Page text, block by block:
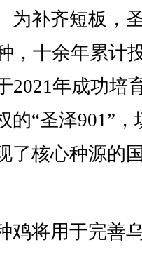
为补齐短板，
，十余年累计
2021年成功培
的“圣泽901”，
了核心种源的
将用于完善